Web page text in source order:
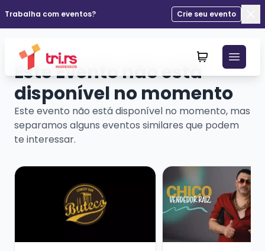
Trabalha com eventos?
Crie seu evento
Este Evento não está
disponível no momento
Este evento não está disponível no momento, mas
separamos alguns eventos similares que podem
te interessar.
Veja mais sobre MARCITO CASTRO - STANDUP
Veja mais sobre